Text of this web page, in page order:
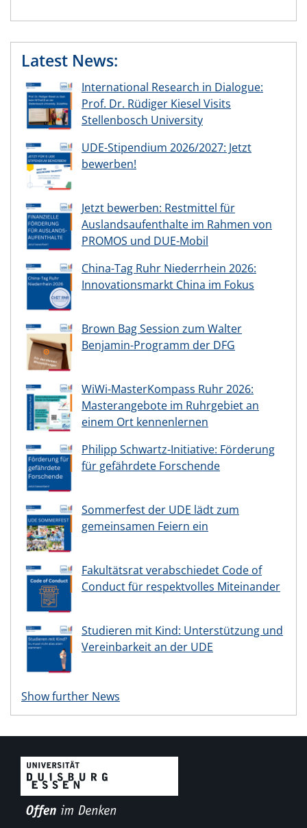
Latest News:
International Research in Dialogue:
Prof. Dr. Rüdiger Kiesel Visits
Stellenbosch University
UDE-Stipendium 2026/2027: Jetzt
bewerben!
Jetzt bewerben: Restmittel für
Auslandsaufenthalte im Rahmen von
PROMOS und DUE-Mobil
China-Tag Ruhr Niederrhein 2026:
Innovationsmarkt China im Fokus
Brown Bag Session zum Walter
Benjamin-Programm der DFG
WiWi-MasterKompass Ruhr 2026:
Masterangebote im Ruhrgebiet an
einem Ort kennenlernen
Philipp Schwartz-Initiative: Förderung
für gefährdete Forschende
Sommerfest der UDE lädt zum
gemeinsamen Feiern ein
Fakultätsrat verabschiedet Code of
Conduct für respektvolles Miteinander
Studieren mit Kind: Unterstützung und
Vereinbarkeit an der UDE
Show further News